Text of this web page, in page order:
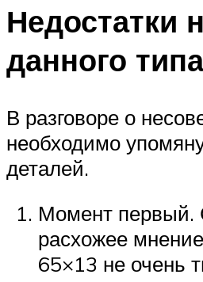
Недостатки
данного типа
В разговоре о
необходимо
деталей.
Момент первый.
расхожее
65×13 не очень